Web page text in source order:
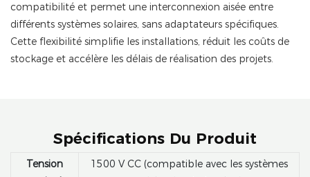
compatibilité et permet une interconnexion aisée entre
différents systèmes solaires, sans adaptateurs spécifiques.
Cette flexibilité simplifie les installations, réduit les coûts de
stockage et accélère les délais de réalisation des projets.
Spécifications Du Produit
Tension
1500 V CC (compatible avec les systèmes